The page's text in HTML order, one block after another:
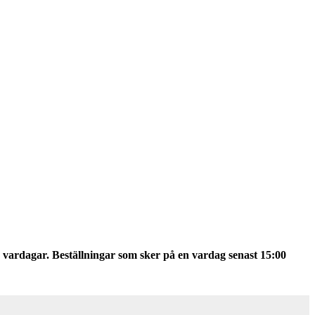
Beställningar som sker på en vardag senast 15:00